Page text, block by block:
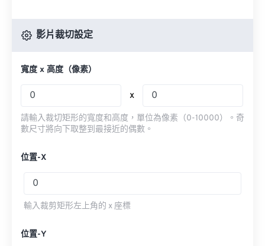
影片裁切設定
寬度 x 高度（像素）
x
請輸入裁切矩形的寬度和高度，單位為像素（0-10000）。奇
數尺寸將向下取整到最接近的偶數。
位置-X
輸入裁剪矩形左上角的 x 座標
位置-Y